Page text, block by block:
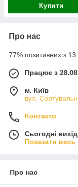
Купити
Про нас
77% позитивних з 13
Працює з
м. Київ
вул.
Контакти
Сьогодні
Показати весь
Про нас